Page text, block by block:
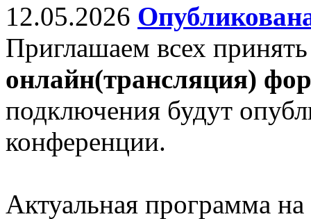
12.05.2026
Приглашаем всех принять
онлайн(трансляция)
подключения будут
конференции.
Актуальная программа